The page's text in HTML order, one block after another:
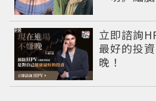
立即諮詢
最好的投
晚！
PR